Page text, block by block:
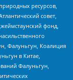
ресурсов,
совет,
фонд,
Фалуньгун, Коалиция
в Китае,
Фалуньгун,